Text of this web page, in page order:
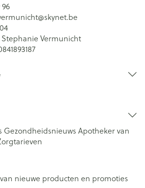
96
skynet.be
Stephanie Vermunicht
Gezondheidsnieuws Apotheker van
nieuwe producten en promoties